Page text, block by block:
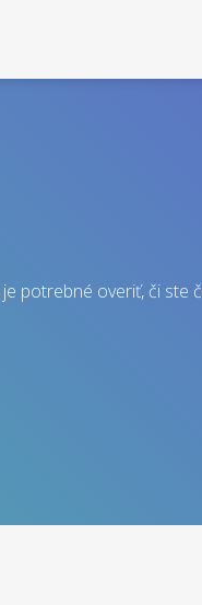
je potrebné overiť, či ste